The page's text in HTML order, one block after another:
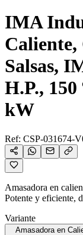
IMA
Caliente,
Salsas,
H.P.,
kW
Ref: CSP-031674-
Amasadora en
Potente y eficiente,
Variante
Amasadora en